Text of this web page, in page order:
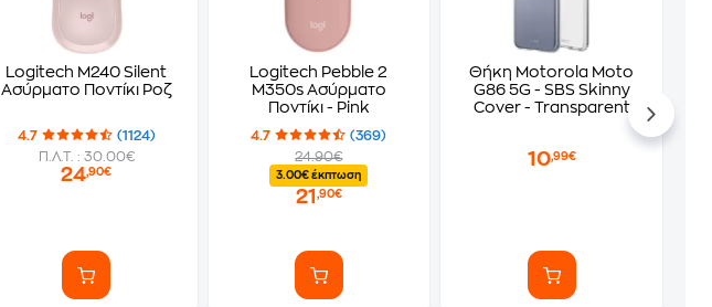
Logitech M240 Silent
Ασύρματο Ποντίκι Ροζ
4.7
(1124)
Π.Λ.Τ. : 30.00€
24,90€
Logitech Pebble 2
M350s Ασύρματο
Ποντίκι - Pink
4.7
(369)
24.90€
3.00€ έκπτωση
21 ,90€
Θήκη Motorola Moto
G86 5G - SBS Skinny
Cover - Transparent
10,99€